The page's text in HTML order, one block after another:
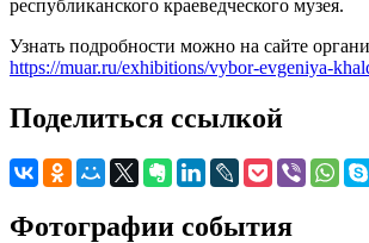
республиканского краеведческого музея.
Узнать подробности можно на сайте
https://muar.ru/exhibitions/vybor-evgeniya-
Поделиться ссылкой
Фотографии события